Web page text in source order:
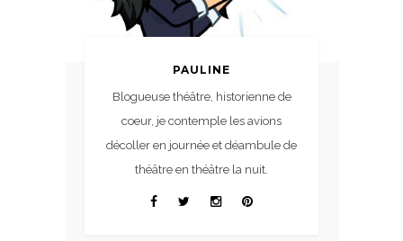
PAULINE
Blogueuse théâtre, historienne de
coeur, je contemple les avions
décoller en journée et déambule de
théâtre en théâtre la nuit.